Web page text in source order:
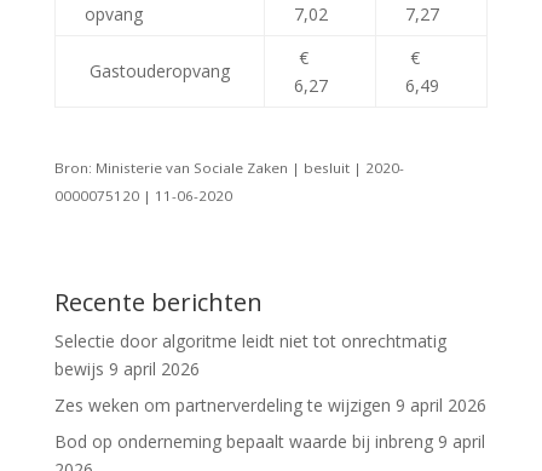
opvang
7,02
7,27
Gastouderopvang
€
6,27
€
6,49
Bron: Ministerie van Sociale Zaken | besluit | 2020-
0000075120 | 11-06-2020
Recente berichten
Selectie door algoritme leidt niet tot onrechtmatig
bewijs 9 april 2026
Zes weken om partnerverdeling te wijzigen 9 april 2026
Bod op onderneming bepaalt waarde bij inbreng 9 april